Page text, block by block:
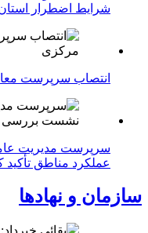
شرایط اضطرار
انتصاب سرپرست
سرپرست مدیریت
عملکرد مناطق تأکید
سازمان و نهادها